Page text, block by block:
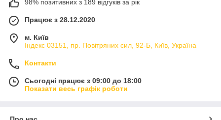
98% позитивних з 189 відгуків за рік
Працює з 28.12.2020
м. Київ
Індекс 03151, пр. Повітряних сил, 92-Б, Київ, Україна
Контакти
Сьогодні працює з 09:00 до 18:00
Показати весь графік роботи